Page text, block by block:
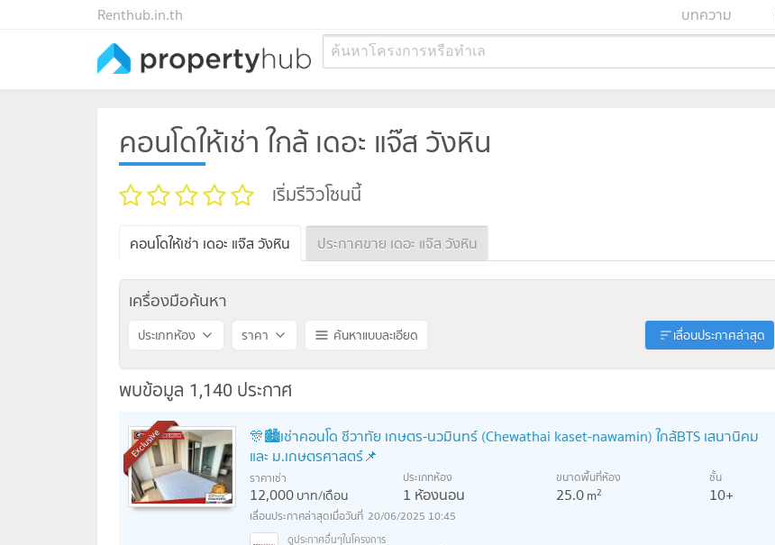
บทความ
Renthub.in.th
ค้นหาโครงการหรือทำเล
คอนโดให้เช่า ใกล้ เดอะ แจ๊ส วังหิน
เริ่มรีวิวโซนนี้
คอนโดให้เช่า เดอะ แจ๊ส วังหิน ประกาศขาย เดอะ แจ๊ส วังหิน
เครื่องมือค้นหา
ประเภทห้อง ราคา ค้นหาแบบละเอียด เลื่อนประกาศล่าสุด
พบข้อมูล 1,140 ประกาศ
Exclusive
🎊🏙️เช่าคอนโด ชีวาทัย เกษตร-นวมินทร์ (Chewathai kaset-nawamin) ใกล้BTS เสนานิคม
และ ม.เกษตรศาสตร์📌
ราคาเช่า
12,000บาท/เดือน
ประเภทห้อง
1 ห้องนอน
ขนาดพื้นที่ห้อง
25.0m2
ชั้น
10+
20/06/2025 10:45